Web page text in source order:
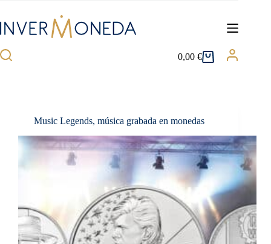
contenido
Carro
0,00€
Music Legends, música grabada en monedas